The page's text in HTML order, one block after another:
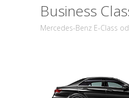
Business
Mercedes-Benz E-Class